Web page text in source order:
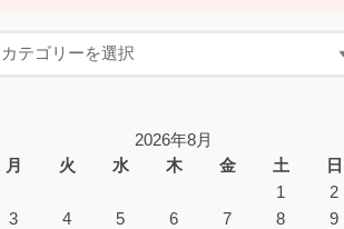
2026年8月
月
火 水 木 金 土
日
1
2
3
4 5 6 7 8
9